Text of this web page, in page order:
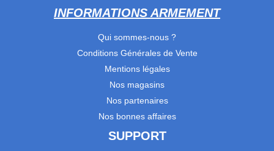
INFORMATIONS ARMEMENT
Qui sommes-nous ?
Conditions Générales de Vente
Mentions légales
Nos magasins
Nos partenaires
Nos bonnes affaires
SUPPORT